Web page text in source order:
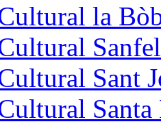
la
Sant